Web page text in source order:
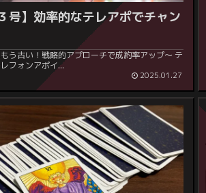
号】効率的なテレアポでチャン
う古い！戦略的アプローチで成約率アップ～ テ
フォンアポイ...
2025.01.27